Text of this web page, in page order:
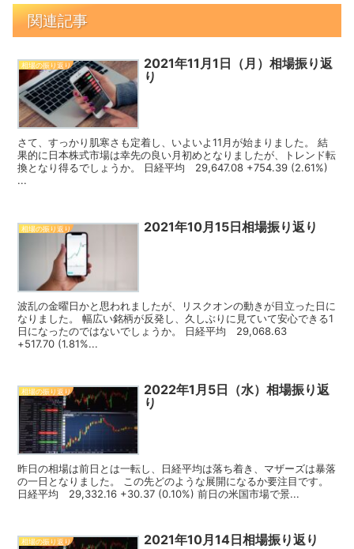
関連記事
相場の振り返り
2021年11月1日（月）相場振り返
り
さて、すっかり肌寒さも定着し、いよいよ11月が始まりました。 結
果的に日本株式市場は幸先の良い月初めとなりましたが、トレンド転
換となり得るでしょうか。 日経平均 29,647.08 +754.39 (2.61%)
...
相場の振り返り 2021年10月15日相場振り返り
波乱の金曜日かと思われましたが、リスクオンの動きが目立った日に
なりました。 幅広い銘柄が反発し、久しぶりに見ていて安心できる1
日になったのではないでしょうか。 日経平均 29,068.63
+517.70 (1.81%...
相場の振り返り
2022年1月5日（水）相場振り返
り
昨日の相場は前日とは一転し、日経平均は落ち着き、マザーズは暴落
の一日となりました。 この先どのような展開になるか要注目です。
日経平均 29,332.16 +30.37 (0.10%) 前日の米国市場で景...
相場の振り返り 2021年10月14日相場振り返り